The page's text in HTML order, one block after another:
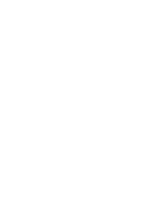
per i termini e le condizioni
tale Software.
Servizi.
termini e condizioni
clausola 4 - “Termini
del CLS: (i) Backup nel
(iii) Portale del
Family e Protezione
Manager; (vi) Norton
Web; (vii) Norton Small
VPN; (ix) Servizi di supporto
Monitoring e (xi)
la Promessa Protezione